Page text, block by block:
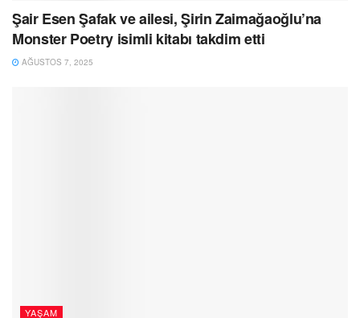
Şair Esen Şafak ve ailesi, Şirin Zaimağaoğlu’na
Monster Poetry isimli kitabı takdim etti
AĞUSTOS 7, 2025
YAŞAM